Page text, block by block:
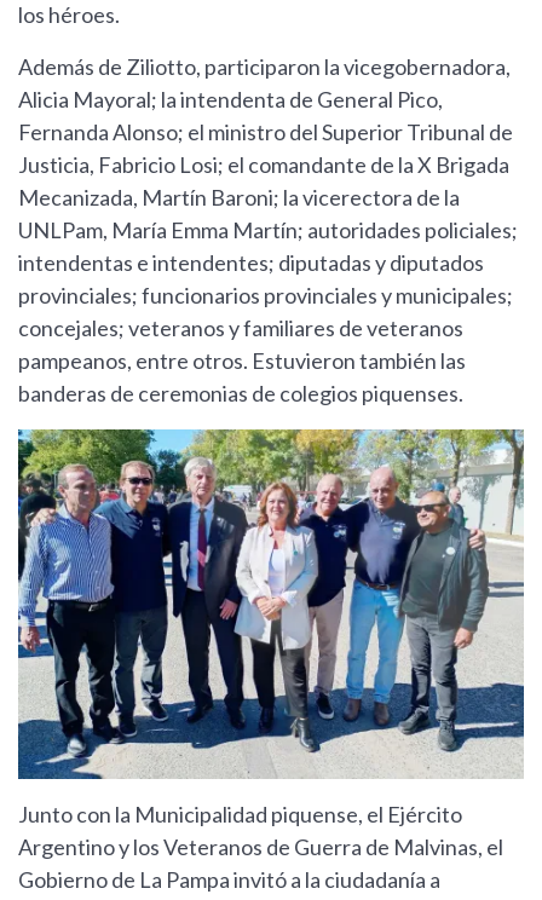
los héroes.
Además de Ziliotto, participaron la vicegobernadora,
Alicia Mayoral; la intendenta de General Pico,
Fernanda Alonso; el ministro del Superior Tribunal de
Justicia, Fabricio Losi; el comandante de la X Brigada
Mecanizada, Martín Baroni; la vicerectora de la
UNLPam, María Emma Martín; autoridades policiales;
intendentas e intendentes; diputadas y diputados
provinciales; funcionarios provinciales y municipales;
concejales; veteranos y familiares de veteranos
pampeanos, entre otros. Estuvieron también las
banderas de ceremonias de colegios piquenses.
Junto con la Municipalidad piquense, el Ejército
Argentino y los Veteranos de Guerra de Malvinas, el
Gobierno de La Pampa invitó a la ciudadanía a